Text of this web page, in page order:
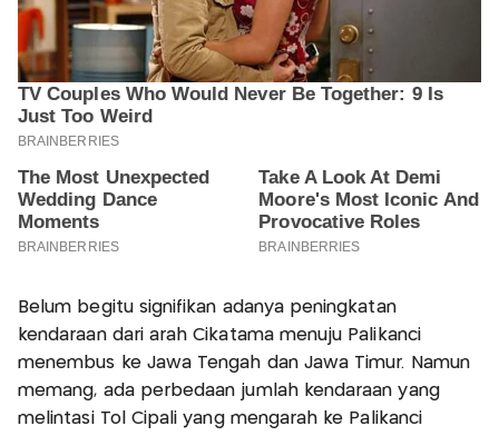
Belum begitu signifikan adanya peningkatan
kendaraan dari arah Cikatama menuju Palikanci
menembus ke Jawa Tengah dan Jawa Timur. Namun
memang, ada perbedaan jumlah kendaraan yang
melintasi Tol Cipali yang mengarah ke Palikanci